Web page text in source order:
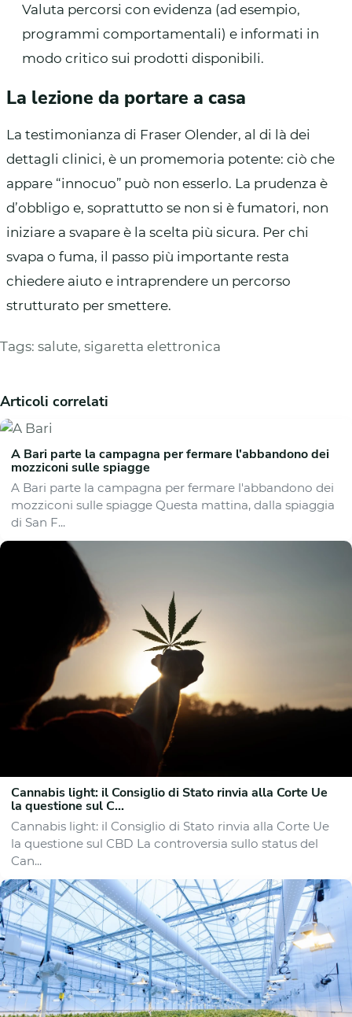
Valuta percorsi con evidenza (ad esempio,
programmi comportamentali) e informati in
modo critico sui prodotti disponibili.
La lezione da portare a casa
La testimonianza di Fraser Olender, al di là dei
dettagli clinici, è un promemoria potente: ciò che
appare “innocuo” può non esserlo. La prudenza è
d’obbligo e, soprattutto se non si è fumatori, non
iniziare a svapare è la scelta più sicura. Per chi
svapa o fuma, il passo più importante resta
chiedere aiuto e intraprendere un percorso
strutturato per smettere.
Tags: salute, sigaretta elettronica
Articoli correlati
A Bari parte la campagna per fermare l'abbandono dei
mozziconi sulle spiagge
A Bari parte la campagna per fermare l'abbandono dei
mozziconi sulle spiagge Questa mattina, dalla spiaggia
di San F...
Cannabis light: il Consiglio di Stato rinvia alla Corte Ue
la questione sul C...
Cannabis light: il Consiglio di Stato rinvia alla Corte Ue
la questione sul CBD La controversia sullo status del
Can...